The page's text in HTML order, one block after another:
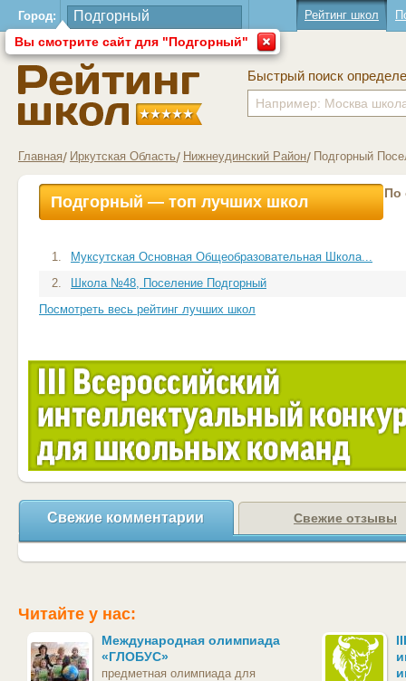
Город:
Вы смотрите сайт для "Подгорный"
Рейтинг школ
Быстрый поиск
Главная Иркутская Область Нижнеудинский Район Подгорный
Подгорный — топ лучших школ По
1.
Муксутская Основная Общеобразовательная Школа...
2.
Школа №48, Поселение Подгорный
Посмотреть весь рейтинг лучших школ
Свежие комментарии Свежие отзывы
Читайте у нас:
Международная олимпиада
«ГЛОБУС»
предметная олимпиада для